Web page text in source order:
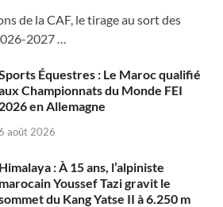
de la CAF, le tirage au sort des
2027 …
Équestres : Le Maroc qualifié
Championnats du Monde FEI
2026 en Allemagne
août 2026
Himalaya : À 15 ans, l’alpiniste
marocain Youssef Tazi gravit le
du Kang Yatse II à 6.250 m